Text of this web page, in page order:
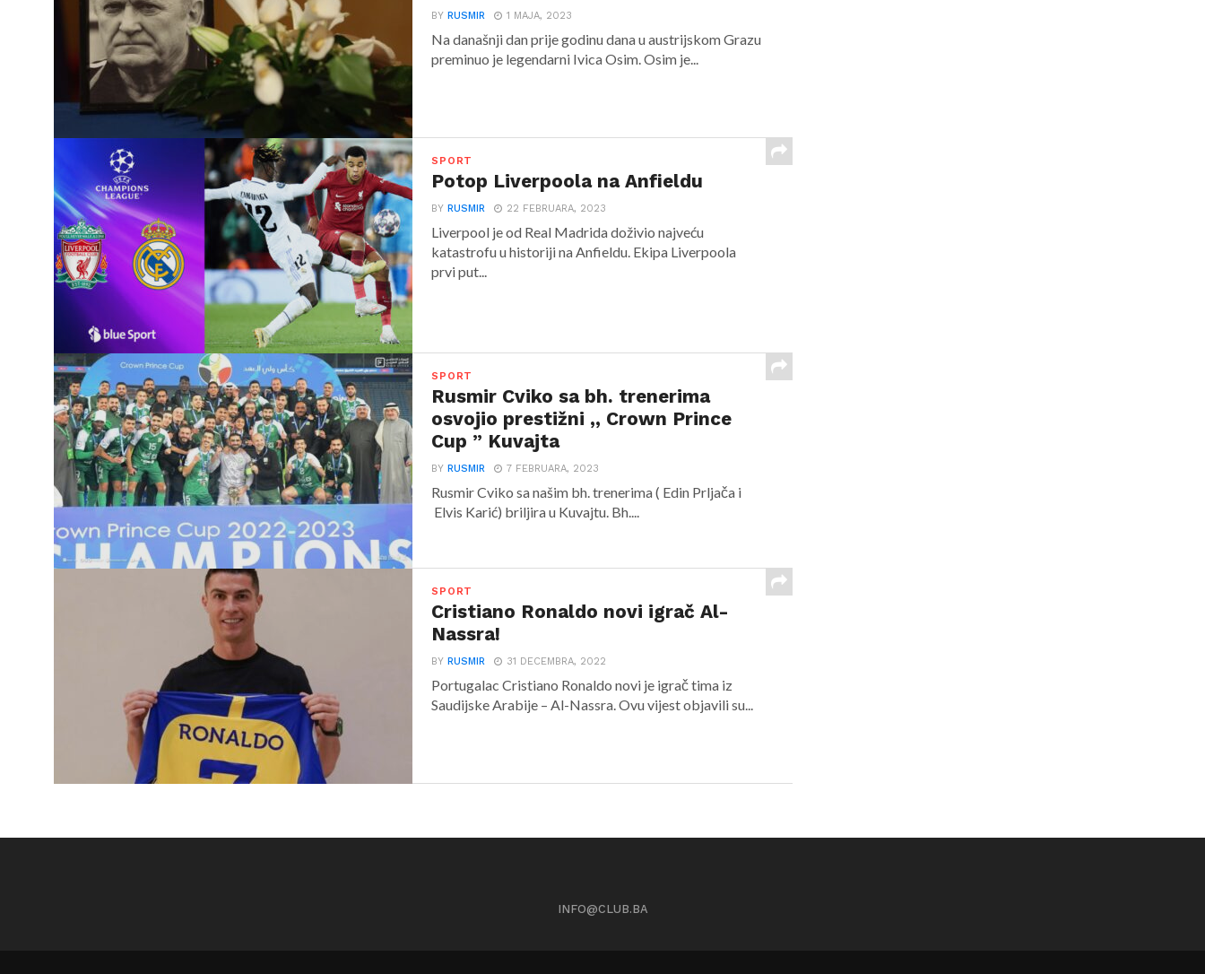
BYRUSMIR 1 MAJA, 2023
Na današnji dan prije godinu dana u austrijskom Grazu
preminuo je legendarni Ivica Osim. Osim je...
SPORT
Potop Liverpoola na Anfieldu
BYRUSMIR 22 FEBRUARA, 2023
Liverpool je od Real Madrida doživio najveću
katastrofu u historiji na Anfieldu. Ekipa Liverpoola
prvi put...
SPORT
Rusmir Cviko sa bh. trenerima
osvojio prestižni ,, Crown Prince
Cup ” Kuvajta
BYRUSMIR 7 FEBRUARA, 2023
Rusmir Cviko sa našim bh. trenerima ( Edin Prljača i
Elvis Karić) briljira u Kuvajtu. Bh....
SPORT
Cristiano Ronaldo novi igrač Al-
Nassra!
BYRUSMIR 31 DECEMBRA, 2022
Portugalac Cristiano Ronaldo novi je igrač tima iz
Saudijske Arabije – Al-Nassra. Ovu vijest objavili su...
INFO@CLUB.BA